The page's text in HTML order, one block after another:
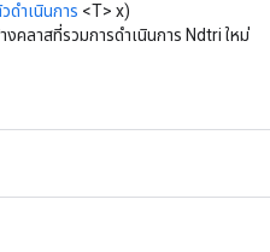
ดำเนินการ <T> x)
งคลาสที่รวมการดำเนินการ Ndtri ใหม่